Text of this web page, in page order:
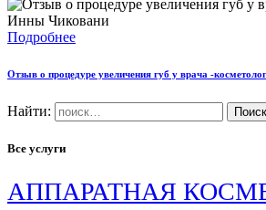
Подробнее
Отзыв о процедуре увеличения губ у врача -
Найти:
Все услуги
АППАРАТНАЯ